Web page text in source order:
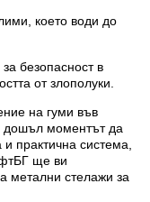
което води до
безопасност в
от злополуки.
на гуми във
дошъл моментът да
практична система,
ще ви
метални стелажи за